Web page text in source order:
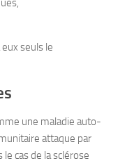
seuls le
une maladie auto-
attaque par
cas de la sclérose